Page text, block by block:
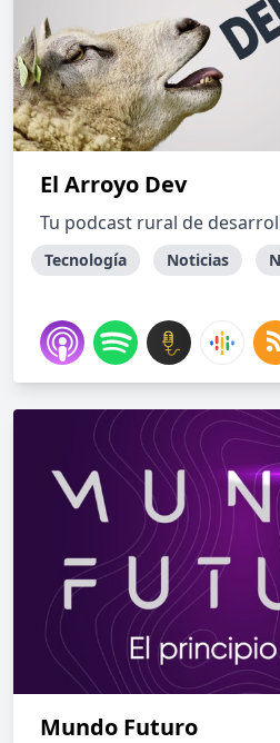
El Arroyo Dev
Tu podcast rural de
Tecnología Noticias
Mundo Futuro